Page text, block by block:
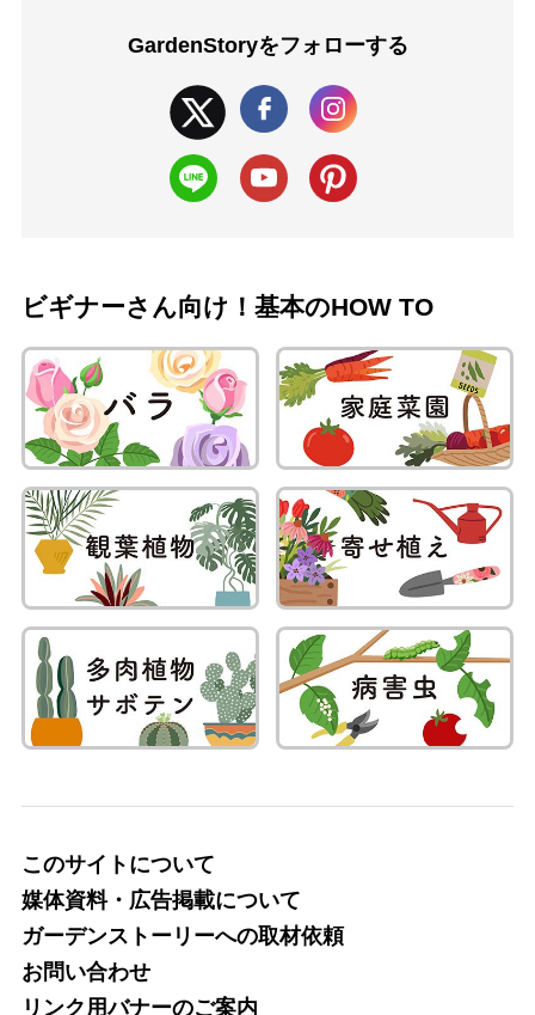
GardenStoryをフォローする
ビギナーさん向け！基本のHOW TO
このサイトについて
媒体資料・広告掲載について
ガーデンストーリーへの取材依頼
お問い合わせ
リンク用バナーのご案内